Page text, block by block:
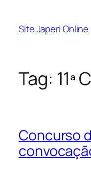
Site Japeri Online
Tag: 11ª
Concurso